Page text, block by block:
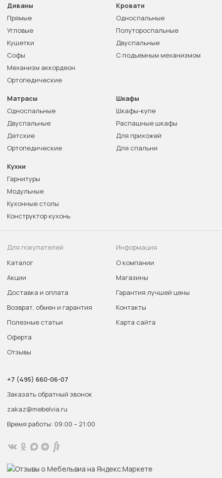
Диваны
Прямые
Угловые
Кушетки
Софы
Механизм аккордеон
Ортопедические
Кровати
Односпальные
Полутороспальные
Двуспальные
С подъемным механизмом
Матрасы
Односпальные
Двуспальные
Детские
Ортопедические
Шкафы
Шкафы-купе
Распашные шкафы
Для прихожей
Для спальни
Кухни
Гарнитуры
Модульные
Кухонные столы
Конструктор кухонь
Для покупателей
Каталог
Акции
Доставка и оплата
Возврат, обмен и гарантия
Полезные статьи
Оферта
Отзывы
Информация
О компании
Магазины
Гарантия лучшей цены
Контакты
Карта сайта
+7 (495) 660-06-07
Заказать обратный звонок
zakaz@mebelvia.ru
Время работы: 09:00 – 21:00